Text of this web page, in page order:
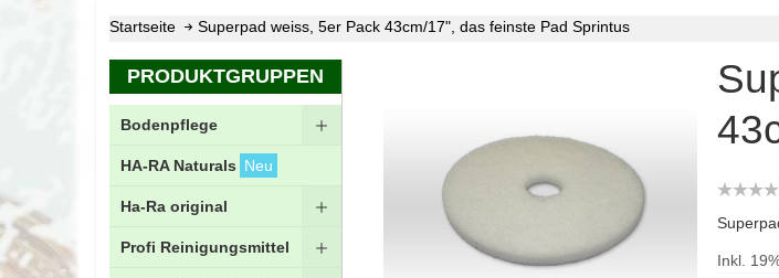
Startseite Superpad weiss, 5er Pack 43cm/17", das feinste Pad Sprintus
Inkl.
PRODUKTGRUPPEN
Bodenpflege
HA-RA Naturals Neu
Ha-Ra original
Profi Reinigungsmittel